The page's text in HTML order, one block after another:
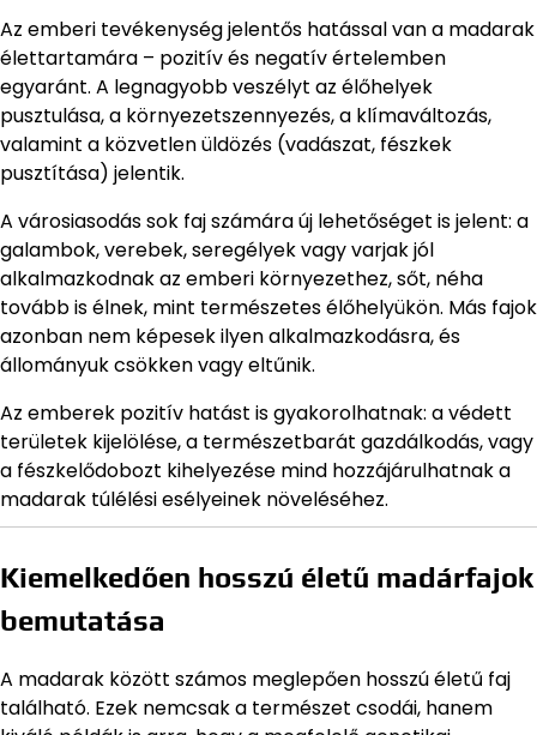
Az emberi tevékenység jelentős hatással van a madarak
élettartamára – pozitív és negatív értelemben
egyaránt. A legnagyobb veszélyt az élőhelyek
pusztulása, a környezetszennyezés, a klímaváltozás,
valamint a közvetlen üldözés (vadászat, fészkek
pusztítása) jelentik.
A városiasodás sok faj számára új lehetőséget is jelent: a
galambok, verebek, seregélyek vagy varjak jól
alkalmazkodnak az emberi környezethez, sőt, néha
tovább is élnek, mint természetes élőhelyükön. Más fajok
azonban nem képesek ilyen alkalmazkodásra, és
állományuk csökken vagy eltűnik.
Az emberek pozitív hatást is gyakorolhatnak: a védett
területek kijelölése, a természetbarát gazdálkodás, vagy
a fészkelődobozt kihelyezése mind hozzájárulhatnak a
madarak túlélési esélyeinek növeléséhez.
Kiemelkedően hosszú életű madárfajok
bemutatása
A madarak között számos meglepően hosszú életű faj
található. Ezek nemcsak a természet csodái, hanem